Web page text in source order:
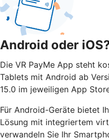
Android oder
Die VR PayMe App steht
Tablets mit Android ab
15.0 im jeweiligen App
Für Android-Geräte bietet
Lösung mit integriertem
verwandeln Sie Ihr